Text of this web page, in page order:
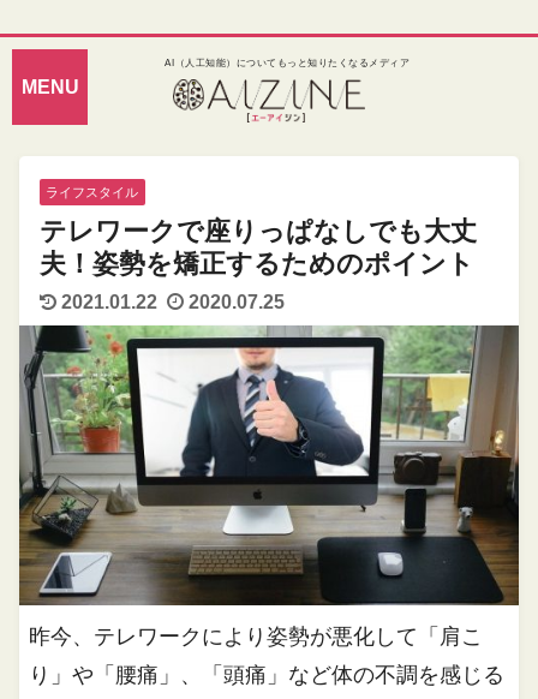
AI（人工知能）についてもっと知りたくなるメディア
ライフスタイル
テレワークで座りっぱなしでも大丈
夫！姿勢を矯正するためのポイント
2021.01.22 2020.07.25
昨今、テレワークにより姿勢が悪化して「肩こ
り」や「腰痛」、「頭痛」など体の不調を感じる